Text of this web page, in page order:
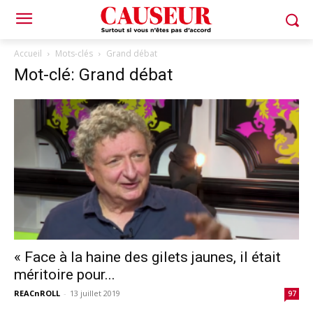
Accueil Mots-clés Grand débat
Mot-clé: Grand débat
« Face à la haine des gilets jaunes, il était
méritoire pour...
REACnROLL - 13 juillet 2019 97